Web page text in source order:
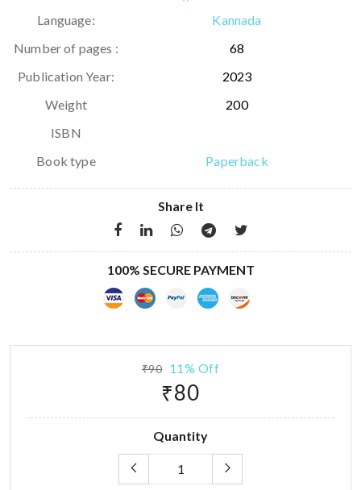
Language:
Kannada
Number of pages :
68
Publication Year:
2023
Weight
200
ISBN
Book type
Paperback
Share It
100% SECURE PAYMENT
₹90 11% Off
₹80
Quantity